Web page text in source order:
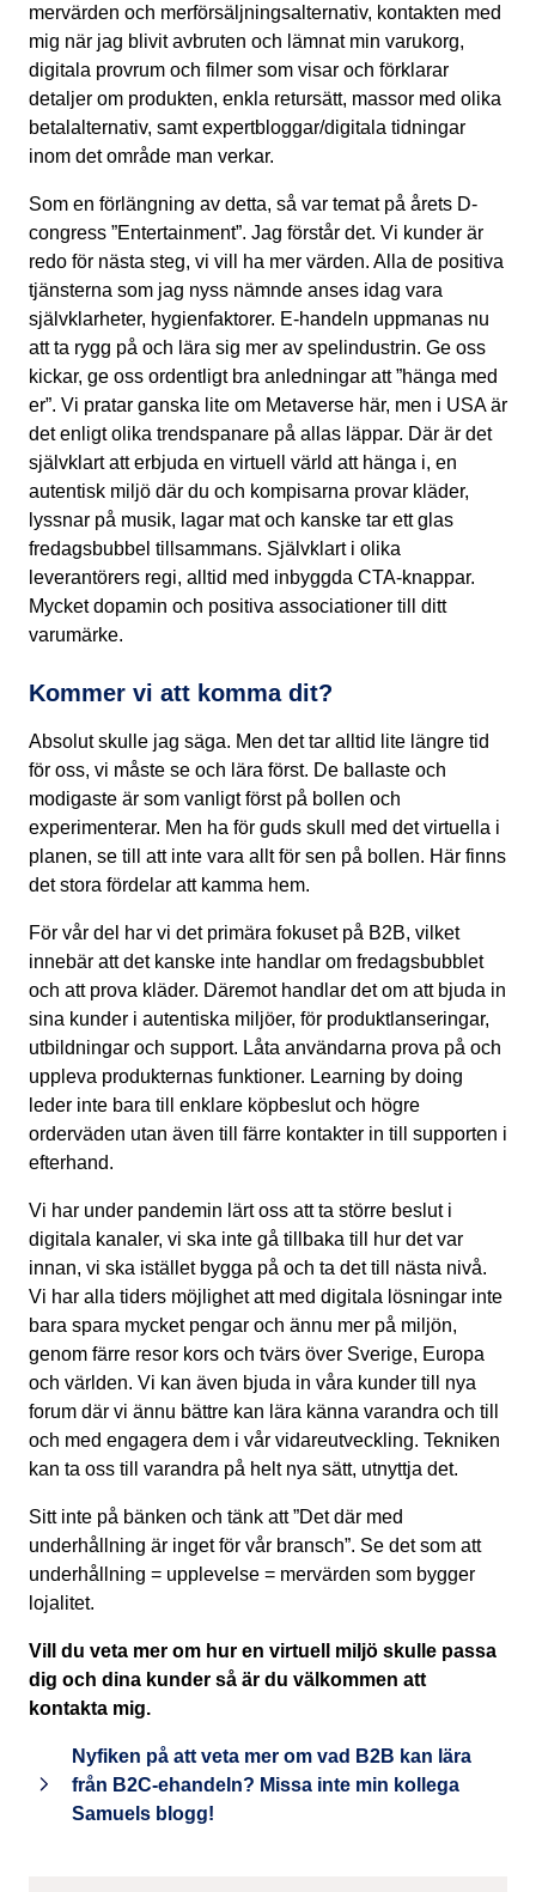
mervärden och merförsäljningsalternativ, kontakten med
mig när jag blivit avbruten och lämnat min varukorg,
digitala provrum och filmer som visar och förklarar
detaljer om produkten, enkla retursätt, massor med olika
betalalternativ, samt expertbloggar/digitala tidningar
inom det område man verkar.
Som en förlängning av detta, så var temat på årets D-
congress ”Entertainment”. Jag förstår det. Vi kunder är
redo för nästa steg, vi vill ha mer värden. Alla de positiva
tjänsterna som jag nyss nämnde anses idag vara
självklarheter, hygienfaktorer. E-handeln uppmanas nu
att ta rygg på och lära sig mer av spelindustrin. Ge oss
kickar, ge oss ordentligt bra anledningar att ”hänga med
er”. Vi pratar ganska lite om Metaverse här, men i USA är
det enligt olika trendspanare på allas läppar. Där är det
självklart att erbjuda en virtuell värld att hänga i, en
autentisk miljö där du och kompisarna provar kläder,
lyssnar på musik, lagar mat och kanske tar ett glas
fredagsbubbel tillsammans. Självklart i olika
leverantörers regi, alltid med inbyggda CTA-knappar.
Mycket dopamin och positiva associationer till ditt
varumärke.
Kommer vi att komma dit?
Absolut skulle jag säga. Men det tar alltid lite längre tid
för oss, vi måste se och lära först. De ballaste och
modigaste är som vanligt först på bollen och
experimenterar. Men ha för guds skull med det virtuella i
planen, se till att inte vara allt för sen på bollen. Här finns
det stora fördelar att kamma hem.
För vår del har vi det primära fokuset på B2B, vilket
innebär att det kanske inte handlar om fredagsbubblet
och att prova kläder. Däremot handlar det om att bjuda in
sina kunder i autentiska miljöer, för produktlanseringar,
utbildningar och support. Låta användarna prova på och
uppleva produkternas funktioner. Learning by doing
leder inte bara till enklare köpbeslut och högre
orderväden utan även till färre kontakter in till supporten i
efterhand.
Vi har under pandemin lärt oss att ta större beslut i
digitala kanaler, vi ska inte gå tillbaka till hur det var
innan, vi ska istället bygga på och ta det till nästa nivå.
Vi har alla tiders möjlighet att med digitala lösningar inte
bara spara mycket pengar och ännu mer på miljön,
genom färre resor kors och tvärs över Sverige, Europa
och världen. Vi kan även bjuda in våra kunder till nya
forum där vi ännu bättre kan lära känna varandra och till
och med engagera dem i vår vidareutveckling. Tekniken
kan ta oss till varandra på helt nya sätt, utnyttja det.
Sitt inte på bänken och tänk att ”Det där med
underhållning är inget för vår bransch”. Se det som att
underhållning = upplevelse = mervärden som bygger
lojalitet.
Vill du veta mer om hur en virtuell miljö skulle passa
dig och dina kunder så är du välkommen att
kontakta mig.
Nyfiken på att veta mer om vad B2B kan lära
från B2C-ehandeln? Missa inte min kollega
Samuels blogg!